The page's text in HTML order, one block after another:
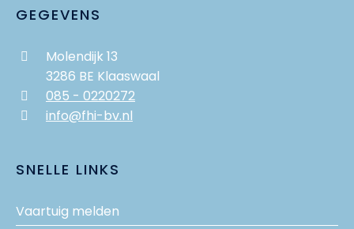
GEGEVENS
Molendijk 13
3286 BE Klaaswaal
085 - 0220272
info@fhi-bv.nl
SNELLE LINKS
Vaartuig melden